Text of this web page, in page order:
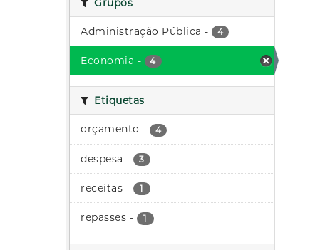
Administração Pública - 4
Economia - 4
Etiquetas
orçamento - 4
despesa - 3
receitas - 1
repasses - 1